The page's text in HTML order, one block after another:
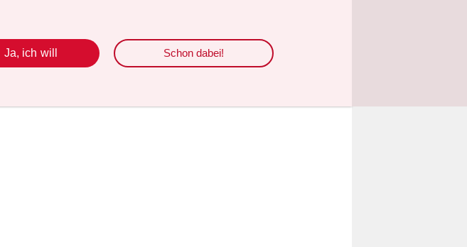
Ja, ich will Schon dabei!